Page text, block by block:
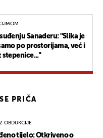
Sanaderu: ''Slika je
po prostorijama, već i
stepenice...''
PRIČA
OBDUKCIJE
tijelo: Otkriveno o